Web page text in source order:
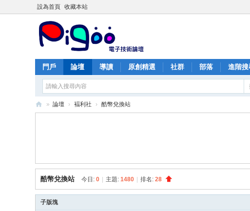
設為首頁 收藏本站
門戶 論壇 導讀 原創精選 社群 部落 進階搜
痞
酷
網
» 論壇 › 褔利社 › 酷幣兌換站
酷幣兌換站 今日: 0 主題: 1480 排名: 28
子版塊